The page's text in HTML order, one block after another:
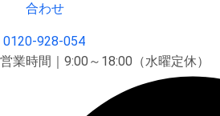
合わせ
0120-928-054
営業時間｜9:00～18:00（水曜定休）